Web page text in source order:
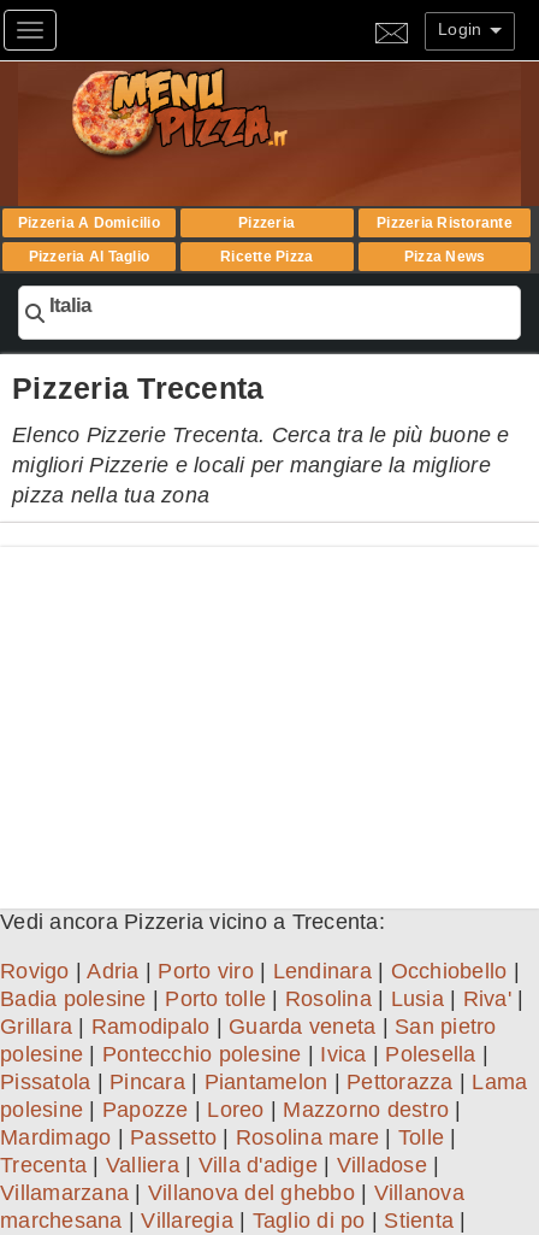
Toggle navigation Login
Pizzeria A Domicilio Pizzeria
Pizzeria Ristorante
Pizzeria Al Taglio
Ricette Pizza Pizza News
Italia
Pizzeria Trecenta
Elenco Pizzerie Trecenta. Cerca tra le più buone e
migliori Pizzerie e locali per mangiare la migliore
pizza nella tua zona
Vedi ancora Pizzeria vicino a Trecenta:
Rovigo |Adria Porto viro| Lendinara| Occhiobello
Badia polesine
Porto tolle Rosolina| Lusia| Riva'|
Grillara
Ramodipalo Guarda veneta
San pietro
polesine
Pontecchio polesine Ivica Polesella
Pissatola
Pincara| Piantamelon Pettorazza
Lama
polesine
Papozze Loreo Mazzorno destro
Mardimago
Passetto Rosolina mare Tolle
Trecenta
Valliera| Villa d'adige| Villadose|
Villamarzana
Villanova del ghebbo| Villanova
marchesana |Villaregia| Taglio di po Stienta